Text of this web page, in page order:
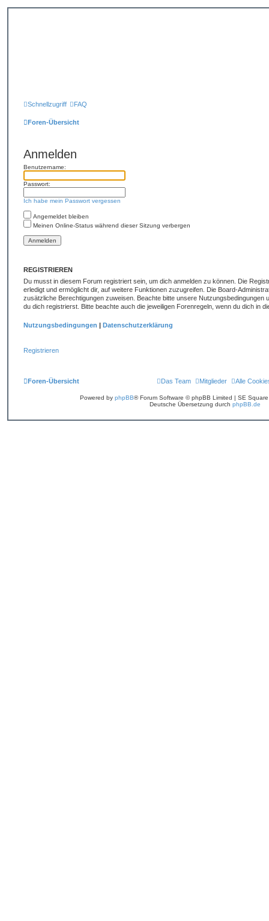
Schnellzugriff FAQ
Foren-Übersicht
Anmelden
Benutzername:
Passwort:
Ich habe mein Passwort vergessen
Angemeldet bleiben
Meinen Online-Status während dieser Sitzung verbergen
REGISTRIEREN
Du musst in diesem Forum registriert sein, um dich anmelden zu können. Die
erledigt und ermöglicht dir, auf weitere Funktionen zuzugreifen. Die Board-
zusätzliche Berechtigungen zuweisen. Beachte bitte unsere Nutzungsbedingungen
du dich registrierst. Bitte beachte auch die jeweiligen Forenregeln, wenn du dich in
Nutzungsbedingungen | Datenschutzerklärung
Registrieren
Foren-Übersicht Alle
Mitglieder
Das Team
Powered by phpBB® Forum Software © phpBB Limited | SE
Deutsche Übersetzung durch phpBB.de